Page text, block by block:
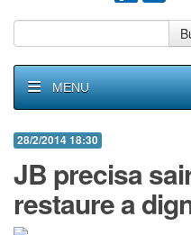
MENU
28/2/2014 18:30
JB precisa
restaure a